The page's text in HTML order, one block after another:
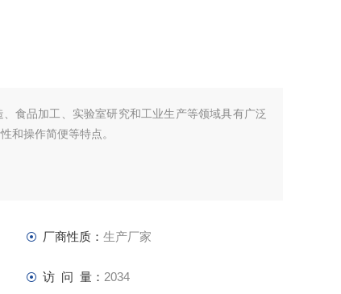
食品加工、实验室研究和工业生产等领域具有广泛
和操作简便等特点。
厂商性质： 生产厂家
访 问 量： 2034